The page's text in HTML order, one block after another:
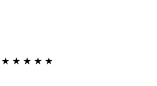
★ ★ ★ ★ ★